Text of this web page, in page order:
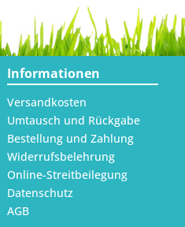
Informationen
Versandkosten
Umtausch und Rückgabe
Bestellung und Zahlung
Widerrufsbelehrung
Online-Streitbeilegung
Datenschutz
AGB